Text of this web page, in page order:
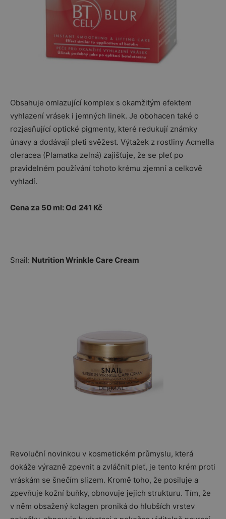
Obsahuje omlazující komplex s okamžitým efektem
vyhlazení vrásek i jemných linek. Je obohacen také o
rozjasňující optické pigmenty, které redukují známky
únavy a dodávají pleti svěžest. Výtažek z rostliny Acmella
oleracea (Plamatka zelná) zajišťuje, že se pleť po
pravidelném používání tohoto krému zjemní a celkově
vyhladí.
Cena za 50 ml: Od 241 Kč
Snail: Nutrition Wrinkle Care Cream
Revoluční novinkou v kosmetickém průmyslu, která
dokáže výrazně zpevnit a zvláčnit pleť, je tento krém proti
vráskám se šnečím slizem. Kromě toho, že posiluje a
zpevňuje kožní buňky, obnovuje jejich strukturu. Tím, že
v něm obsažený kolagen proniká do hlubších vrstev